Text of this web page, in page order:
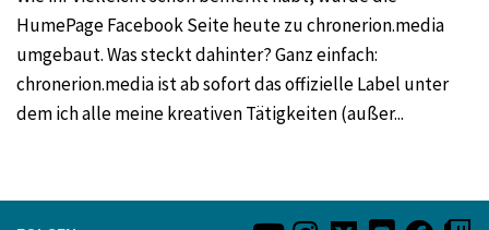
HumePage Facebook Seite heute zu chronerion.media
umgebaut. Was steckt dahinter? Ganz einfach:
chronerion.media ist ab sofort das offizielle Label unter
dem ich alle meine kreativen Tätigkeiten (außer...